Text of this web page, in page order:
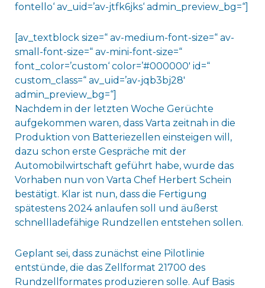
fontello‘ av_uid=’av-jtfk6jks‘ admin_preview_bg=“]
[av_textblock size=“ av-medium-font-size=“ av-
small-font-size=“ av-mini-font-size=“
font_color=’custom‘ color=’#000000′ id=“
custom_class=“ av_uid=’av-jqb3bj28′
admin_preview_bg=“]
Nachdem in der letzten Woche Gerüchte
aufgekommen waren, dass Varta zeitnah in die
Produktion von Batteriezellen einsteigen will,
dazu schon erste Gespräche mit der
Automobilwirtschaft geführt habe, wurde das
Vorhaben nun von Varta Chef Herbert Schein
bestätigt. Klar ist nun, dass die Fertigung
spätestens 2024 anlaufen soll und äußerst
schnellladefähige Rundzellen entstehen sollen.
Geplant sei, dass zunächst eine Pilotlinie
entstünde, die das Zellformat 21700 des
Rundzellformates produzieren solle. Auf Basis